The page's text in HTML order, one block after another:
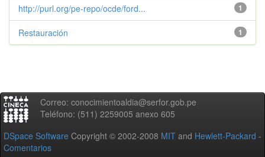
1
http://purl.org/pe-repo/ocde/ford...
1
Restauración
Correo: conocimientoaldia@serfor.gob.pe
Teléfono: (511) 2259005 anexo 605
DSpace Software Copyright © 2002-2008 MIT and Hewlett-Packard -
Comentarios